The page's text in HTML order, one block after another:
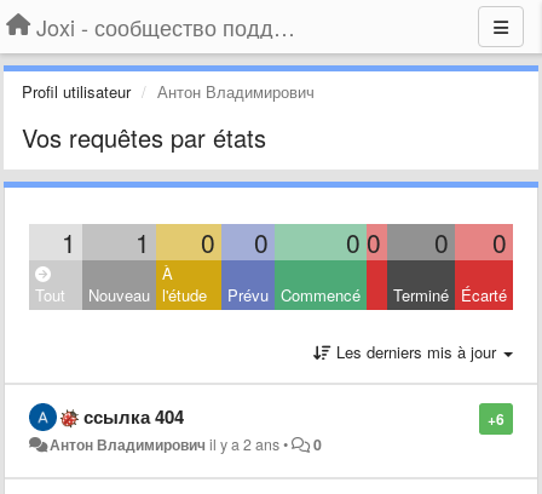
Joxi - сообщество поддержки
Profil utilisateur Антон Владимирович
Vos requêtes par états
1 1 0 0 0 0 0 0
Tout Nouveau
À
l'étude
Prévu Commencé Terminé Écarté
Les derniers mis à jour
+6
ссылка 404
Антон Владимирович il y a 2 ans• 0